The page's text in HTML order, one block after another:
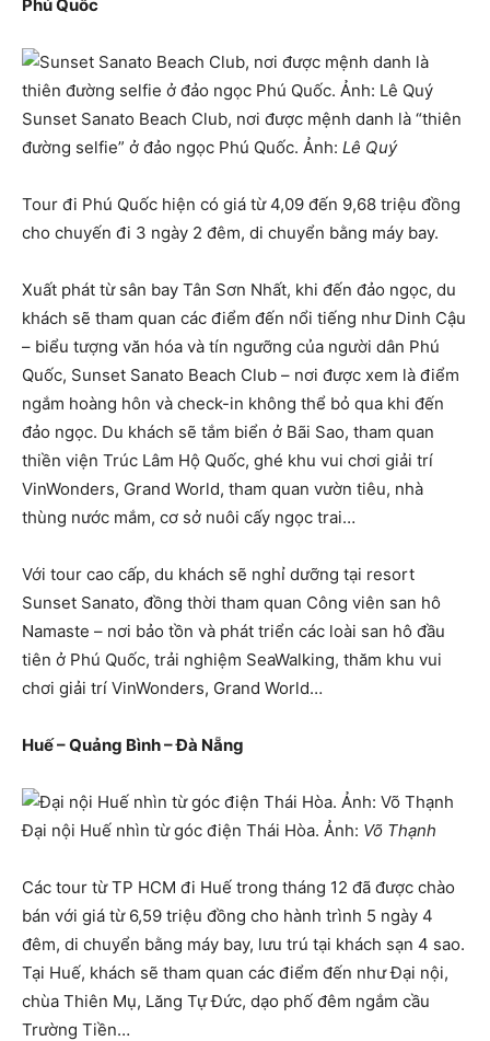
Phú Quốc
Sunset Sanato Beach Club, nơi được mệnh danh là “thiên
đường selfie” ở đảo ngọc Phú Quốc. Ảnh: Lê Quý
Tour đi Phú Quốc hiện có giá từ 4,09 đến 9,68 triệu đồng
cho chuyến đi 3 ngày 2 đêm, di chuyển bằng máy bay.
Xuất phát từ sân bay Tân Sơn Nhất, khi đến đảo ngọc, du
khách sẽ tham quan các điểm đến nổi tiếng như Dinh Cậu
– biểu tượng văn hóa và tín ngưỡng của người dân Phú
Quốc, Sunset Sanato Beach Club – nơi được xem là điểm
ngắm hoàng hôn và check-in không thể bỏ qua khi đến
đảo ngọc. Du khách sẽ tắm biển ở Bãi Sao, tham quan
thiền viện Trúc Lâm Hộ Quốc, ghé khu vui chơi giải trí
VinWonders, Grand World, tham quan vườn tiêu, nhà
thùng nước mắm, cơ sở nuôi cấy ngọc trai…
Với tour cao cấp, du khách sẽ nghỉ dưỡng tại resort
Sunset Sanato, đồng thời tham quan Công viên san hô
Namaste – nơi bảo tồn và phát triển các loài san hô đầu
tiên ở Phú Quốc, trải nghiệm SeaWalking, thăm khu vui
chơi giải trí VinWonders, Grand World…
Huế – Quảng Bình – Đà Nẵng
Đại nội Huế nhìn từ góc điện Thái Hòa. Ảnh: Võ Thạnh
Các tour từ TP HCM đi Huế trong tháng 12 đã được chào
bán với giá từ 6,59 triệu đồng cho hành trình 5 ngày 4
đêm, di chuyển bằng máy bay, lưu trú tại khách sạn 4 sao.
Tại Huế, khách sẽ tham quan các điểm đến như Đại nội,
chùa Thiên Mụ, Lăng Tự Đức, dạo phố đêm ngắm cầu
Trường Tiền…